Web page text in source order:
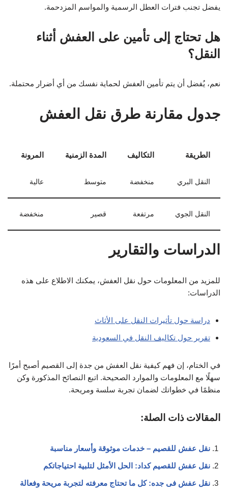
يفضل تجنب فترات العطل الرسمية والمواسم المزدحمة.
هل تحتاج إلى تأمين على العفش أثناء
النقل؟
نعم، يُفضل أن يتم تأمين العفش لحماية نفسك من أي أضرار محتملة.
جدول مقارنة طرق نقل العفش
الطريقة التكاليف المدة الزمنية المرونة
النقل البري منخفضة متوسط عالية
النقل الجوي مرتفعة قصير منخفضة
الدراسات والتقارير
للمزيد من المعلومات حول نقل العفش، يمكنك الاطلاع على هذه
الدراسات:
دراسة حول تأثيرات النقل على الأثاث
تقرير حول تكاليف النقل في السعودية
في الختام، إن فهم كيفية نقل العفش من جدة إلى القصيم أصبح أمرًا
سهلًا مع المعلومات والموارد الصحيحة. اتبع النصائح المذكورة وكن
منظمًا في خطواتك لضمان تجربة سلسة ومريحة.
المقالات ذات الصلة:
نقل عفش للقصيم – خدمات موثوقة وأسعار مناسبة
نقل عفش للقصيم كداد: الحل الأمثل لتلبية احتياجاتكم
نقل عفش فى جده: كل ما تحتاج معرفته لتجربة مريحة وفعالة